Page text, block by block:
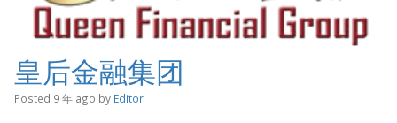
皇后金融集团
Posted 9 年 ago by Editor